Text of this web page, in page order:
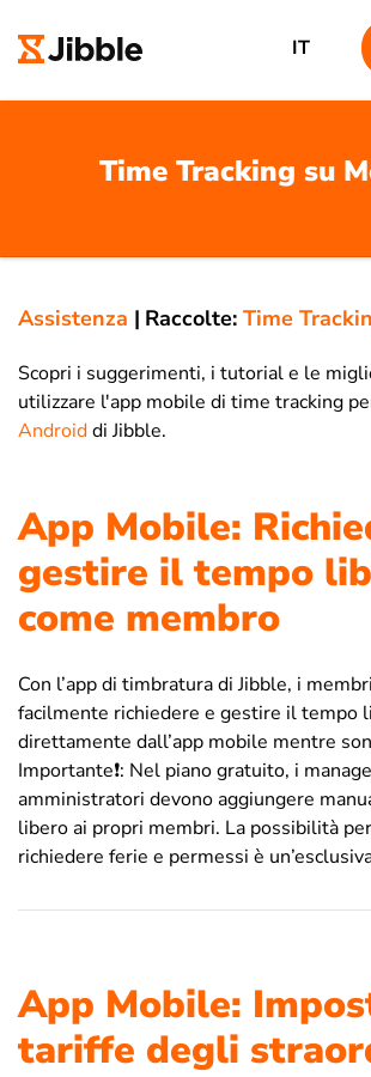
IT
Time Tracking su
Assistenza | Raccolte: Time
Scopri i suggerimenti, i tutorial e le
utilizzare l'app mobile di time tracking
Androiddi Jibble.
App Mobile:
gestire il tempo
come membro
Con l’app di timbratura di Jibble, i
facilmente richiedere e gestire il tempo
direttamente dall’app mobile mentre
Importante❗: Nel piano gratuito, i
amministratori devono aggiungere
libero ai propri membri. La possibilità
richiedere ferie e permessi è
App Mobile:
tariffe degli